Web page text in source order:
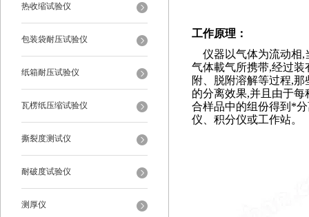
热收缩试验仪
包装袋耐压试验仪
纸箱耐压试验仪
瓦楞纸压缩试验仪
撕裂度测试仪
耐破度试验仪
测厚仪
工作原理：
仪器以气体为流动相,
气体載气所携带,经过
附、脱附溶解等过程,
的分离效果,并且由于
合样品中的组份得到*
仪、积分仪或工作站。